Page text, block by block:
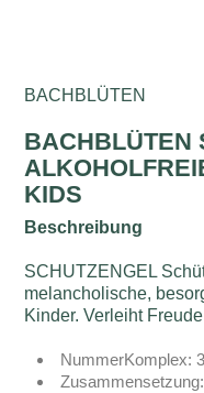
BACHBLÜTEN
BACHBLÜTEN
KIDS
Beschreibung
SCHUTZENGEL
melancholische,
Kinder. Verleiht
NummerKomplex: